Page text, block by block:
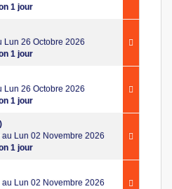
1 jour
Lun 26 Octobre 2026
1 jour
Lun 26 Octobre 2026
1 jour
Lun 02 Novembre 2026
1 jour
Lun 02 Novembre 2026